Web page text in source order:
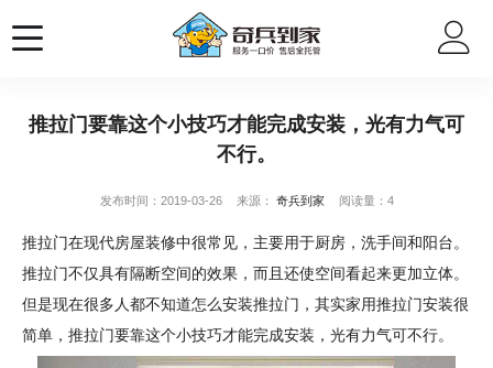
推拉门要靠这个小技巧才能完成安装，光有力气可
不行。
发布时间：2019-03-26 来源： 奇兵到家 阅读量：4
推拉门在现代房屋装修中很常见，主要用于厨房，洗手间和阳台。
推拉门不仅具有隔断空间的效果，而且还使空间看起来更加立体。
但是现在很多人都不知道怎么安装推拉门，其实家用推拉门安装很
简单，推拉门要靠这个小技巧才能完成安装，光有力气可不行。